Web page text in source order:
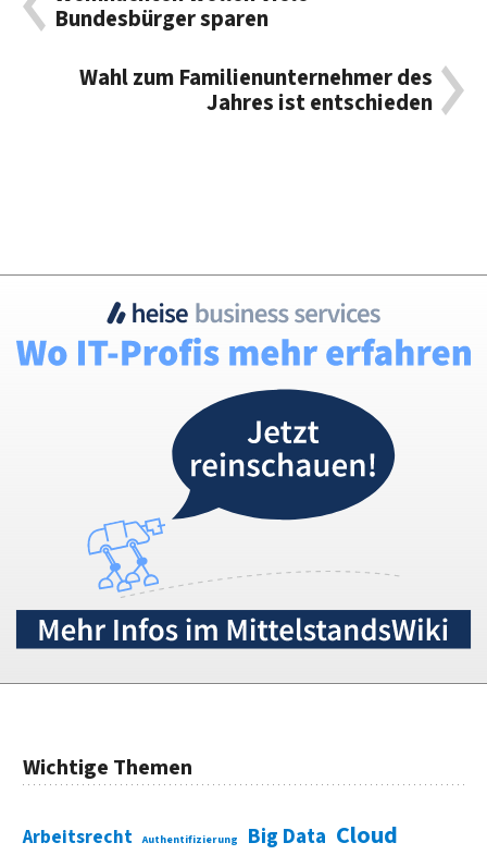
Bundesbürger sparen
Wahl zum Familienunternehmer des
Jahres ist entschieden
Wichtige Themen
Arbeitsrecht Authentifizierung Big Data Cloud